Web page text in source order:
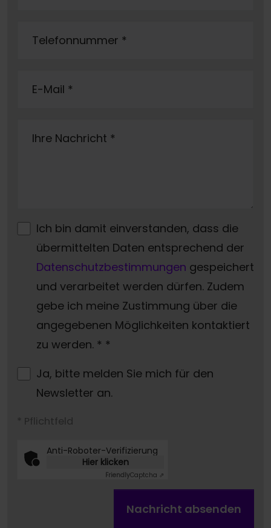
Telefonnummer *
E-Mail *
Ihre Nachricht *
Ich bin damit einverstanden, dass die
übermittelten Daten entsprechend der
Datenschutzbestimmungen gespeichert
und verarbeitet werden dürfen. Zudem
gebe ich meine Zustimmung über die
angegebenen Möglichkeiten kontaktiert
zu werden. * *
Ja, bitte melden Sie mich für den
Newsletter an.
* Pflichtfeld
Anti-Roboter-Verifizierung
Hier klicken
FriendlyCaptcha ⇗
Nachricht absenden